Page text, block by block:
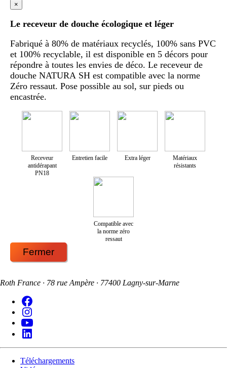
×
Le receveur de douche écologique et léger
Fabriqué à 80% de matériaux recyclés, 100% sans PVC
et 100% recyclable, il est disponible en 5 décors pour
répondre à toutes les envies de déco. Le receveur de
douche NATURA SH est compatible avec la norme
Zéro ressaut. Pose possible au sol, sur pieds ou
encastrée.
Receveur
antidérapant
PN18
Entretien facile Extra léger
Matériaux
résistants
Compatible avec
la norme zéro
ressaut
Fermer
Roth France · 78 rue Ampère · 77400 Lagny-sur-Marne
Téléchargements